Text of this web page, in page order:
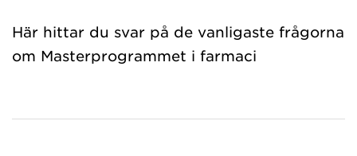
Här hittar du svar på de vanligaste frågorna
om Masterprogrammet i farmaci